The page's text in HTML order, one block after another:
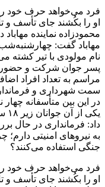
فرد می‌خواهد حرف خود را
او را بکُشند جای تأسف و
محمودزاده نماینده
مهاباد گفت: چهارشنبه‌شب
نام مولودی با تیر کشته
پسر جوان شرکت و حضور
مراسم به تعداد افراد
سمت شهرداری و
در این بین متأسفانه
داد: فرمانداری در حال
به نیروهای امنیتی دارم؛
جنگی استفاده می‌کنند؟
فرد می‌خواهد حرف خود را
او را بکُشند جای تأسف و